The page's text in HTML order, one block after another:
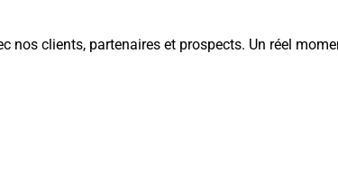
nos clients, partenaires et prospects. Un réel